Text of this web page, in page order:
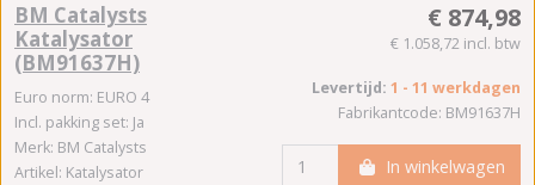
BM Catalysts
Katalysator
(BM91637H)
Euro norm: EURO 4
Incl. pakking set: Ja
Merk: BM Catalysts
Artikel: Katalysator
€ 874,98
€ 1.058,72 incl. btw
Levertijd: 1 - 11 werkdagen
Fabrikantcode: BM91637H
In winkelwagen